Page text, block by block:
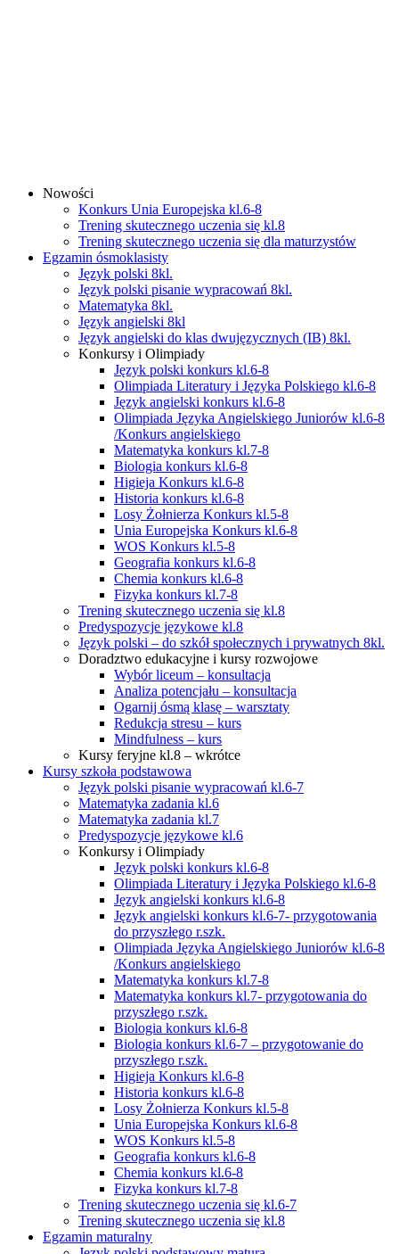
Nowości
Konkurs Unia Europejska kl.6-8
Trening skutecznego uczenia się kl.8
Trening skutecznego uczenia się dla maturzystów
Egzamin ósmoklasisty
Język polski 8kl.
Język polski pisanie wypracowań 8kl.
Matematyka 8kl.
Język angielski 8kl
Język angielski do klas dwujęzycznych (IB) 8kl.
Konkursy i Olimpiady
Język polski konkurs kl.6-8
Olimpiada Literatury i Języka Polskiego kl.6-8
Język angielski konkurs kl.6-8
Olimpiada Języka Angielskiego Juniorów kl.6-8
/Konkurs angielskiego
Matematyka konkurs kl.7-8
Biologia konkurs kl.6-8
Higieja Konkurs kl.6-8
Historia konkurs kl.6-8
Losy Żołnierza Konkurs kl.5-8
Unia Europejska Konkurs kl.6-8
WOS Konkurs kl.5-8
Geografia konkurs kl.6-8
Chemia konkurs kl.6-8
Fizyka konkurs kl.7-8
Trening skutecznego uczenia się kl.8
Predyspozycje językowe kl.8
Język polski – do szkół społecznych i prywatnych 8kl.
Doradztwo edukacyjne i kursy rozwojowe
Wybór liceum – konsultacja
Analiza potencjału – konsultacja
Ogarnij ósmą klasę – warsztaty
Redukcja stresu – kurs
Mindfulness – kurs
Kursy feryjne kl.8 – wkrótce
Kursy szkoła podstawowa
Język polski pisanie wypracowań kl.6-7
Matematyka zadania kl.6
Matematyka zadania kl.7
Predyspozycje językowe kl.6
Konkursy i Olimpiady
Język polski konkurs kl.6-8
Olimpiada Literatury i Języka Polskiego kl.6-8
Język angielski konkurs kl.6-8
Język angielski konkurs kl.6-7- przygotowania
do przyszłego r.szk.
Olimpiada Języka Angielskiego Juniorów kl.6-8
/Konkurs angielskiego
Matematyka konkurs kl.7-8
Matematyka konkurs kl.7- przygotowania do
przyszłego r.szk.
Biologia konkurs kl.6-8
Biologia konkurs kl.6-7 – przygotowanie do
przyszłego r.szk.
Higieja Konkurs kl.6-8
Historia konkurs kl.6-8
Losy Żołnierza Konkurs kl.5-8
Unia Europejska Konkurs kl.6-8
WOS Konkurs kl.5-8
Geografia konkurs kl.6-8
Chemia konkurs kl.6-8
Fizyka konkurs kl.7-8
Trening skutecznego uczenia się kl.6-7
Trening skutecznego uczenia się kl.8
Egzamin maturalny